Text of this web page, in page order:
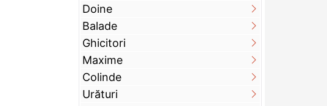
Doine
Balade
Ghicitori
Maxime
Colinde
Urături